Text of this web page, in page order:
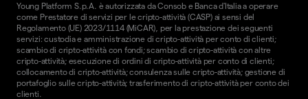
Young Platform S.p.A. è autorizzata da Consob e Banca d'Italia a operare
come Prestatore di servizi per le cripto-attività (CASP) ai sensi del
Regolamento (UE) 2023/1114 (MiCAR), per la prestazione dei seguenti
servizi: custodia e amministrazione di cripto-attività per conto di clienti;
scambio di cripto-attività con fondi; scambio di cripto-attività con altre
cripto-attività; esecuzione di ordini di cripto-attività per conto di clienti;
collocamento di cripto-attività; consulenza sulle cripto-attività; gestione di
portafoglio sulle cripto-attività; trasferimento di cripto-attività per conto dei
clienti.